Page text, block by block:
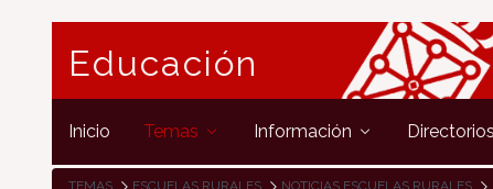
Educación
Inicio Temas Información Directorios
TEMAS ESCUELAS RURALES NOTICIAS ESCUELAS RURALES